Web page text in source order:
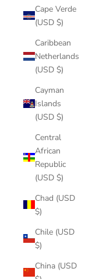
Cape Verde
(USD $)
Caribbean
Netherlands
(USD $)
Cayman
Islands
(USD $)
Central
African
Republic
(USD $)
Chad (USD
$)
Chile (USD
$)
China (USD